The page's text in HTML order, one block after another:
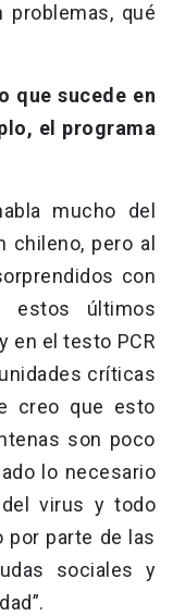
problemas, qué
que sucede en
el programa
mucho del
chileno, pero al
con
estos últimos
en el testo PCR
críticas
creo que esto
son poco
lo necesario
virus y todo
por parte de las
sociales y